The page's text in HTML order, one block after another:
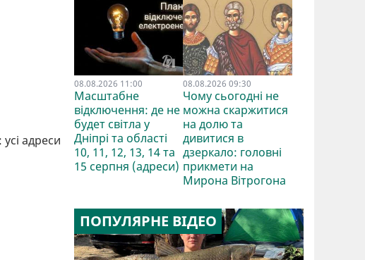
адреси
08.08.2026 11:00
Масштабне
відключення: де не
будет світла у
Дніпрі та області
10, 11, 12, 13, 14 та
15 серпня (адреси)
08.08.2026 09:30
Чому сьогодні не
можна скаржитися
на долю та
дивитися в
дзеркало: головні
прикмети на
Мирона Вітрогона
ПОПУЛЯРНЕ ВІДЕО